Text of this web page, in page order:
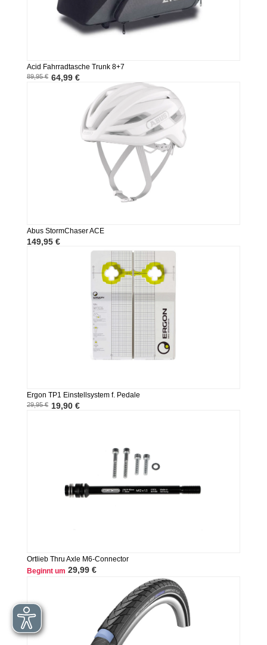
Acid Fahrradtasche Trunk 8+7
89,95 € 64,99 €
Abus StormChaser ACE
149,95 €
Ergon TP1 Einstellsystem f. Pedale
29,95 € 19,90 €
Ortlieb Thru Axle M6-Connector
Beginnt um 29,99 €